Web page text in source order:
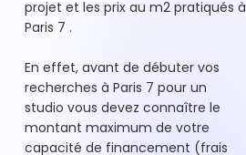
projet et les prix au m2 pratiqués à
Paris 7 .
En effet, avant de débuter vos
recherches à Paris 7 pour un
studio vous devez connaître le
montant maximum de votre
capacité de financement (frais